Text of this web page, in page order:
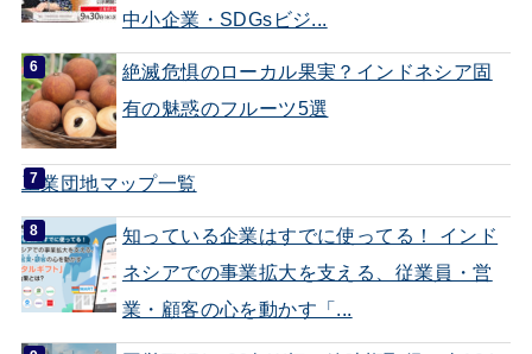
中小企業・SDGsビジ...
絶滅危惧のローカル果実？インドネシア固
有の魅惑のフルーツ5選
工業団地マップ一覧
知っている企業はすでに使ってる！ インド
ネシアでの事業拡大を支える、従業員・営
業・顧客の心を動かす「...